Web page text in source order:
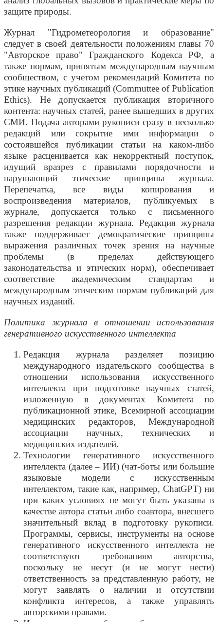
защите природы.
Журнал "Гидрометеорология и образование"
следует в своей деятельности положениям главы 70
"Авторское право" Гражданского Кодекса РФ, а
также нормам, принятым международным научным
сообществом, с учетом рекомендаций Комитета по
этике научных публикаций (Commuttee of Publication
Ethics). Не допускается публикация вторичного
контента: научных статей, ранее вышедших в других
СМИ. Подача авторами рукописи сразу в несколько
редакций или сокрытие ими информации о
состоявшейся публикации статьи на каком-либо
языке расценивается как некорректный поступок,
идущий вразрез с правилами порядочности и
нарушающий этические принципы журнала.
Перепечатка, все виды копирования и
воспроизведения материалов, публикуемых в
журнале, допускается только с письменного
разрешения редакции журнала. Редакция журнала
также поддерживает демократические принципы
выражения различных точек зрения на научные
проблемы (в пределах действующего
законодательства и этических норм), обеспечивает
соответствие академическим стандартам и
международным этическим нормам публикаций для
научных изданий.
Политика журнала в отношении использования
генеративного искусственного интеллекта
Редакция журнала разделяет позицию
международного издательского сообщества в
отношении использования искусственного
интеллекта при подготовке научных статей,
изложенную в документах Комитета по
публикационной этике, Всемирной ассоциации
медицинских редакторов, Международной
ассоциации научных, технических и
медицинских издателей.
Технологии генеративного искусственного
интеллекта (далее – ИИ) (чат-боты или большие
языковые модели с искусственным
интеллектом, такие как, например, ChatGPT) ни
при каких условиях не могут быть указаны в
качестве автора статьи либо соавтора, внесшего
значительный вклад в подготовку рукописи.
Программы, сервисы, инструменты на основе
генеративного искусственного интеллекта не
соответствуют требованиям авторства,
поскольку не несут (и не могут нести)
ответственность за представленную работу, не
могут заявлять о наличии и отсутствии
конфликта интересов, а также управлять
авторскими правами.